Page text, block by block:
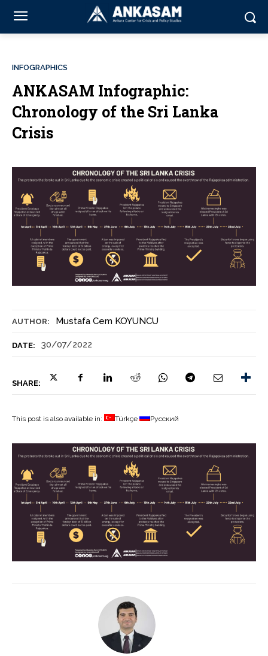
AUTHOR: Mustafa Cem KOYUNCU
DATE: 30/07/2022
SHARE:
INFOGRAPHICS
ANKASAM Infographic:
Chronology of the Sri Lanka
Crisis
This post is also available in: Türkçe Русский